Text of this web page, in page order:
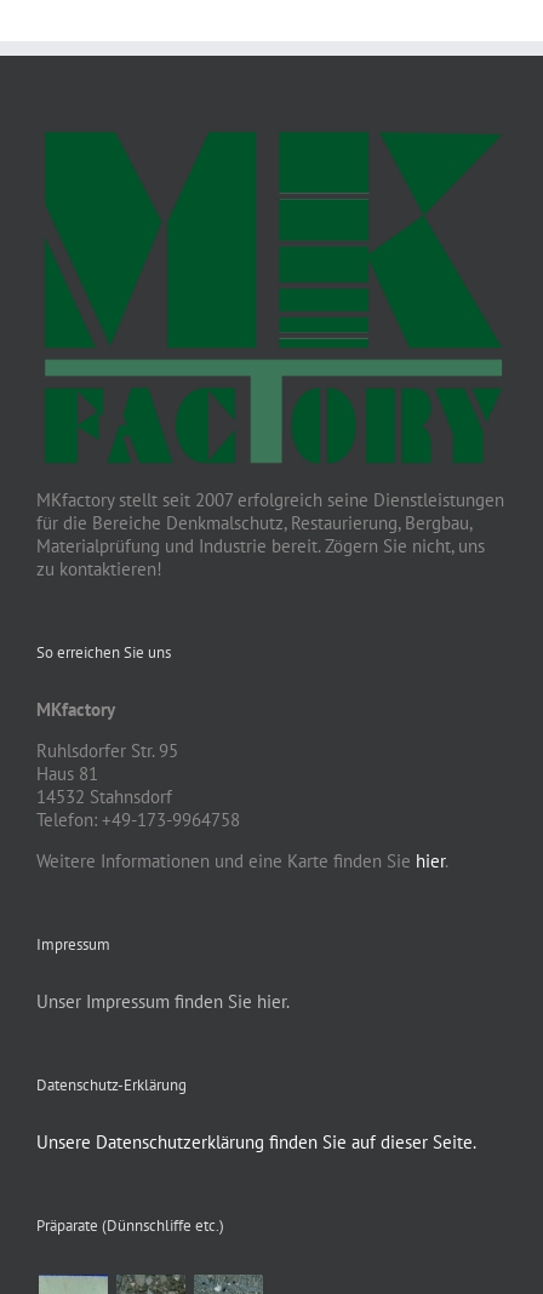
MKfactory stellt seit 2007 erfolgreich seine Dienstleistungen
für die Bereiche Denkmalschutz, Restaurierung, Bergbau,
Materialprüfung und Industrie bereit. Zögern Sie nicht, uns
zu kontaktieren!
So erreichen Sie uns
MKfactory
Ruhlsdorfer Str. 95
Haus 81
14532 Stahnsdorf
Telefon: +49-173-9964758
Weitere Informationen und eine Karte finden Sie hier.
Impressum
Unser Impressum finden Sie hier.
Datenschutz-Erklärung
Unsere Datenschutzerklärung finden Sie auf dieser Seite.
Präparate (Dünnschliffe etc.)